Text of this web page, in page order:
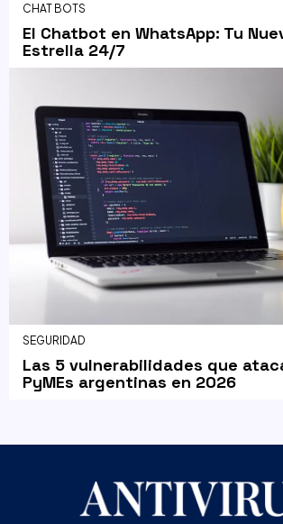
CHAT BOTS
El Chatbot en WhatsApp: Tu
Estrella 24/7
SEGURIDAD
Las 5 vulnerabilidades que
PyMEs argentinas en 2026